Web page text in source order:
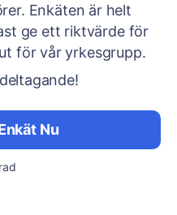
Enkäten är helt
ge ett riktvärde för
för vår yrkesgrupp.
Nu